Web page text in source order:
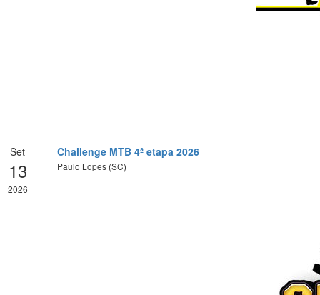
Set
13
2026
Challenge MTB 4ª etapa 2026
Paulo Lopes (SC)